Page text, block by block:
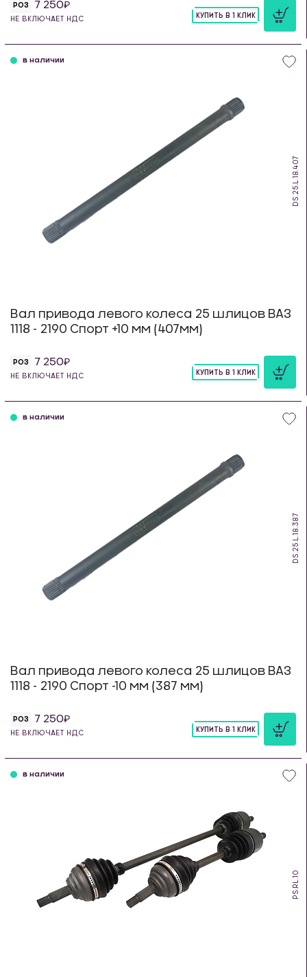
РОЗ 7 250
НЕ ВКЛЮЧАЕТ НДС
КУПИТЬ В 1 КЛИК
DS.25.L.18.407
в наличии
Вал привода левого колеса 25 шлицов ВАЗ
1118 - 2190 Спорт +10 мм (407мм)
РОЗ 7 250
НЕ ВКЛЮЧАЕТ НДС
КУПИТЬ В 1 КЛИК
DS.25.L.18.387
в наличии
Вал привода левого колеса 25 шлицов ВАЗ
1118 - 2190 Спорт -10 мм (387 мм)
РОЗ 7 250
НЕ ВКЛЮЧАЕТ НДС
КУПИТЬ В 1 КЛИК
PS.RL.10
в наличии